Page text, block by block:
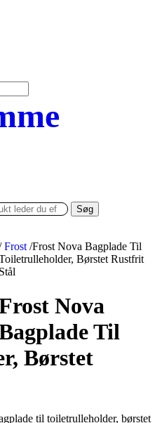
Søg
Frost /Frost Nova Bagplade Til
Børstet Rustfrit
Stål
Nova
Til
Børstet
til toiletrulleholder, børstet